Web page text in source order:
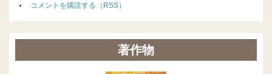
コメントを購読する（RSS）
著作物